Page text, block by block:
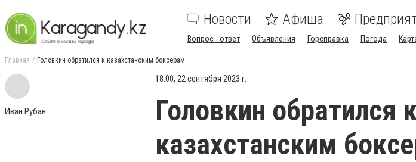
Новости Афиша
Вопрос - ответ Объявления Горсправка Погода
Главная Головкин обратился к казахстанским боксерам
Иван Рубан
18:00, 22 сентября 2023 г.
Головкин обратился
казахстанским